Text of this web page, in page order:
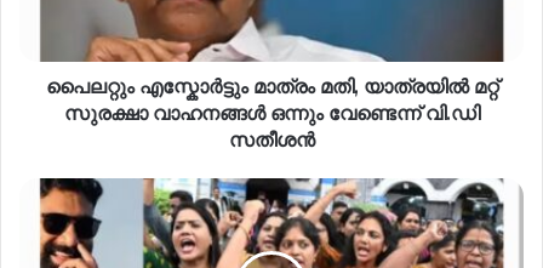
പൈലറ്റും എസ്കോർട്ടും മാത്രം മതി, യാത്രയിൽ മറ്റ്
സുരക്ഷാ വാഹനങ്ങൾ ഒന്നും വേണ്ടെന്ന് വി.ഡി
സതീശൻ